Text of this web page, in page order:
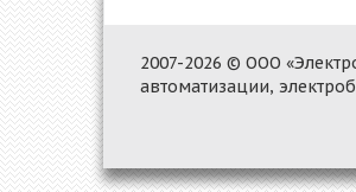
2007-2026 © ООО
автоматизации,